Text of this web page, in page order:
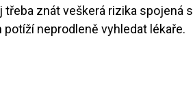
znát veškerá rizika spojená s
neprodleně vyhledat lékaře.